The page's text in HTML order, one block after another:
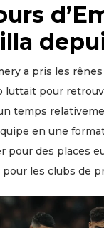
a pris les rênes
luttait pour
temps
en une
pour des places
les clubs de